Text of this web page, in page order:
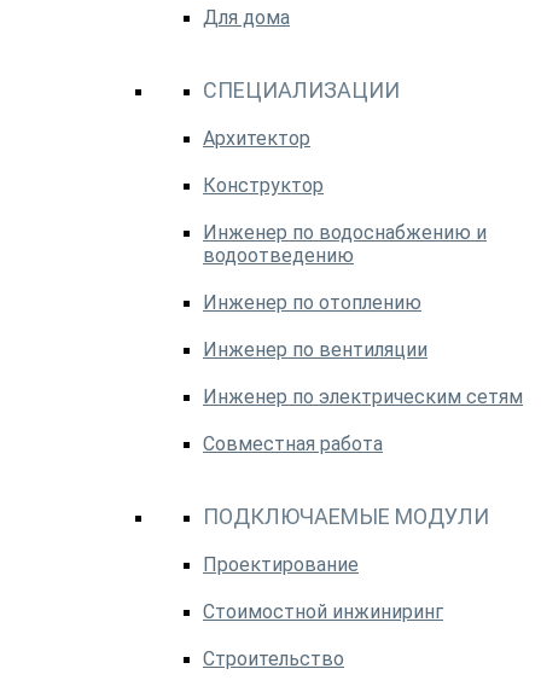
Для дома
СПЕЦИАЛИЗАЦИИ
Архитектор
Конструктор
Инженер по водоснабжению и
водоотведению
Инженер по отоплению
Инженер по вентиляции
Инженер по электрическим сетям
Совместная работа
ПОДКЛЮЧАЕМЫЕ МОДУЛИ
Проектирование
Стоимостной инжиниринг
Строительство